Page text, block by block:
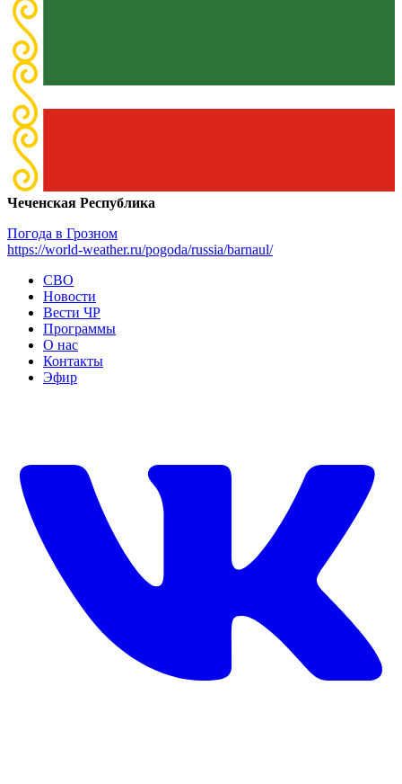
Чеченская Республика
Погода в Грозном
https://world-weather.ru/pogoda/russia/barnaul/
СВО
Новости
Вести ЧР
Программы
О нас
Контакты
Эфир